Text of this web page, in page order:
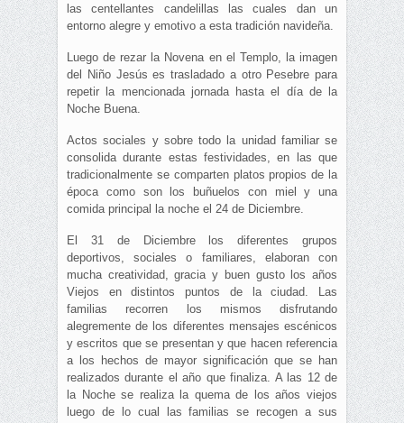
las centellantes candelillas las cuales dan un
entorno alegre y emotivo a esta tradición navideña.
Luego de rezar la Novena en el Templo, la imagen
del Niño Jesús es trasladado a otro Pesebre para
repetir la mencionada jornada hasta el día de la
Noche Buena.
Actos sociales y sobre todo la unidad familiar se
consolida durante estas festividades, en las que
tradicionalmente se comparten platos propios de la
época como son los buñuelos con miel y una
comida principal la noche el 24 de Diciembre.
El 31 de Diciembre los diferentes grupos
deportivos, sociales o familiares, elaboran con
mucha creatividad, gracia y buen gusto los años
Viejos en distintos puntos de la ciudad. Las
familias recorren los mismos disfrutando
alegremente de los diferentes mensajes escénicos
y escritos que se presentan y que hacen referencia
a los hechos de mayor significación que se han
realizados durante el año que finaliza. A las 12 de
la Noche se realiza la quema de los años viejos
luego de lo cual las familias se recogen a sus